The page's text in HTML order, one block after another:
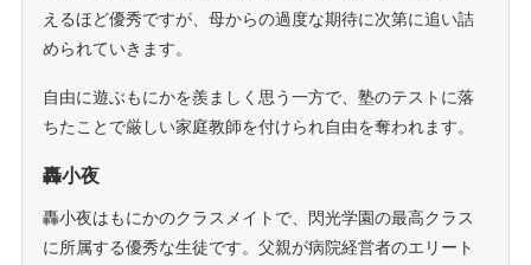
えるほど優秀ですが、母からの過度な期待に次第に追い詰
められていきます。
自由に遊ぶもにかを羨ましく思う一方で、塾のテストに落
ちたことで厳しい家庭教師を付けられ自由を奪われます。
轟小夜
轟小夜はもにかのクラスメイトで、閃光学園の最高クラス
に所属する優秀な生徒です。父親が病院経営者のエリート